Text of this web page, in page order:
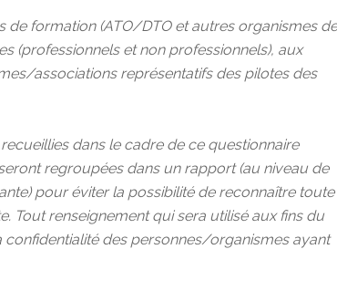
de formation (ATO/DTO et autres organismes de
(professionnels et non professionnels), aux
associations représentatifs des pilotes des
dans le cadre de ce questionnaire
regroupées dans un rapport (au niveau de
pour éviter la possibilité de reconnaître toute
Tout renseignement qui sera utilisé aux fins du
confidentialité des personnes/organismes ayant